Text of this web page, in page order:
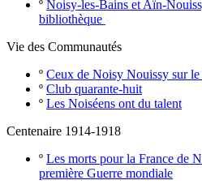
º Noisy-les-Bains et Aïn-
bibliothèque
Vie des Communautés
º Ceux de Noisy Nouissy sur
º Club quarante-huit
º Les Noiséens ont du talent
Centenaire 1914-1918
º Les morts pour la France de
première Guerre mondiale